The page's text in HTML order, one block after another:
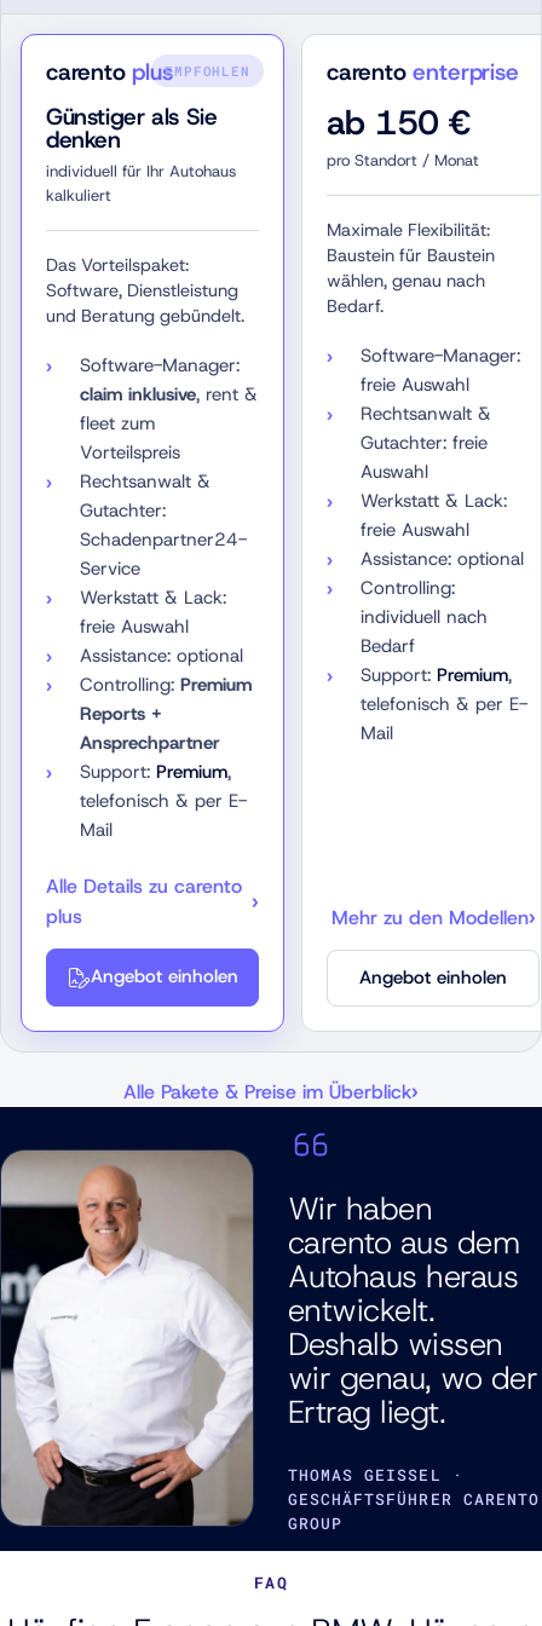
EMPFOHLEN
carento plus
Günstiger als Sie
denken
individuell für Ihr Autohaus
kalkuliert
Das Vorteilspaket:
Software, Dienstleistung
und Beratung gebündelt.
Software-Manager:
claim inklusive, rent &
fleet zum
Vorteilspreis
Rechtsanwalt &
Gutachter:
Schadenpartner24-
Service
Werkstatt & Lack:
freie Auswahl
Assistance: optional
Controlling: Premium
Reports +
Ansprechpartner
Support: Premium,
telefonisch & per E-
Mail
Alle Details zu carento
plus
Angebot einholen
carentoenterprise
ab 150 €
pro Standort / Monat
Maximale Flexibilität:
Baustein für Baustein
wählen, genau nach
Bedarf.
Software-Manager:
freie Auswahl
Rechtsanwalt &
Gutachter: freie
Auswahl
Werkstatt & Lack:
freie Auswahl
Assistance: optional
Controlling:
individuell nach
Bedarf
Support: Premium,
telefonisch & per E-
Mail
Mehr zu den Modellen
Angebot einholen
Alle Pakete & Preise im Überblick
Wir haben
carento aus dem
Autohaus heraus
entwickelt.
Deshalb wissen
wir genau, wo der
Ertrag liegt.
THOMAS GEISSEL ·
GESCHÄFTSFÜHRER CARENTO
GROUP
FAQ